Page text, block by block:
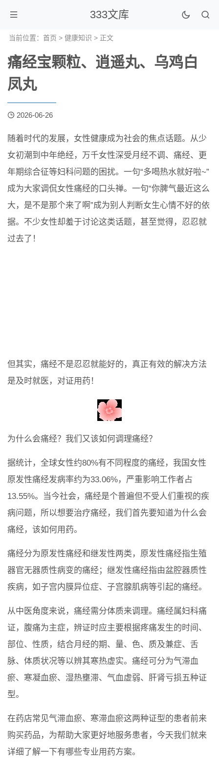
333文库
当前位置： 首页 > 健康知识 > 正文
痛经宝颗粒、逍遥丸、乌鸡白
凤丸
2026-06-26
随着时代的发展，女性健康成为社会的焦点话题。从少
女初潮到中年绝经，万千女性深受月经不调、痛经、更
年期综合征等妇科问题的困扰。一句“多喝热水就好啦~”
成为大家调侃女性痛经的口头禅。一句“你脾气最近这么
大，是不是那个来了啊”成为别人判断女生心情不好的依
据。不少女性却羞于讨论这类话题，甚至觉得，忍忍就
过去了！
但其实，痛经不是忍忍就能好的，真正有效的解决方法
是及时就医，对证用药！
为什么会痛经？我们又该如何调理痛经？
据统计，全球女性约80%有不同程度的痛经，我国女性
原发性痛经发病率约为33.06%，严重影响工作者占
13.55%。当今社会，痛经是个普遍但不受人们重视的疾
病问题，所以想要治疗痛经，我们首先要知道为什么会
痛经，该如何用药。
痛经分为原发性痛经和继发性两类，原发性痛经指生殖
器官无器质性病变的痛经；继发性痛经指由盆腔器质性
疾病，如子宫内膜异位症、子宫腺肌病等引起的痛经。
从中医角度来说，痛经需分体质来调理。痛经属妇科痛
证，腹痛为主症，辨证时应主要根据疼痛发生的时间、
部位、性质，结合月经的期、量、色、质及兼症、舌
脉、体质状况等以辨其寒热虚实。痛经可分为气滞血
瘀、寒凝血瘀、湿热壅滞、气血虚弱、肝肾亏损五种证
型。
在药店常见气滞血瘀、寒滞血瘀这两种证型的患者前来
购买药品，为帮助大家更好地服务患者，今天我们就来
详细了解一下有哪些专业用药方案。